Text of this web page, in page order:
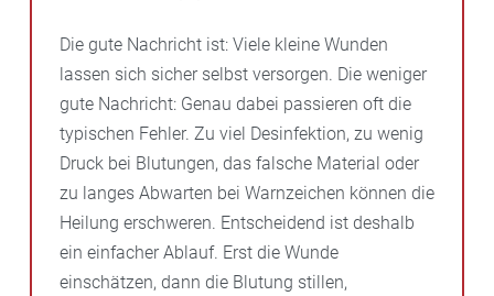
Die gute Nachricht ist: Viele kleine Wunden
lassen sich sicher selbst versorgen. Die weniger
gute Nachricht: Genau dabei passieren oft die
typischen Fehler. Zu viel Desinfektion, zu wenig
Druck bei Blutungen, das falsche Material oder
zu langes Abwarten bei Warnzeichen können die
Heilung erschweren. Entscheidend ist deshalb
ein einfacher Ablauf. Erst die Wunde
einschätzen, dann die Blutung stillen,